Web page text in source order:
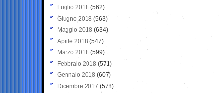
Luglio 2018 (562)
Giugno 2018 (563)
Maggio 2018 (634)
Aprile 2018 (547)
Marzo 2018 (599)
Febbraio 2018 (571)
Gennaio 2018 (607)
Dicembre 2017 (578)